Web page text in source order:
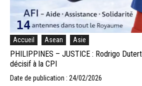
Accueil Asean Asie
PHILIPPINES – JUSTICE : Rodrigo
décisif à la CPI
Date de publication : 24/02/2026